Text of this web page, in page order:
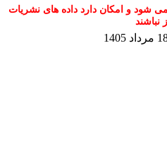
شود و امکان دارد داده های نشریات
نباشند